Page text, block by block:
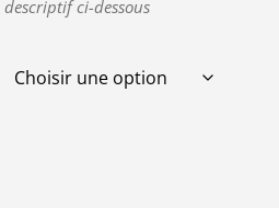
ci-dessous